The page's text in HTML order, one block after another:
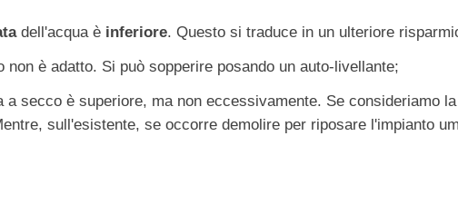
dell'acqua è inferiore. Questo si traduce in un ulteriore
non è adatto. Si può sopperire posando un auto-livellante;
secco è superiore, ma non eccessivamente. Se consideriamo
sull'esistente, se occorre demolire per riposare l'impianto